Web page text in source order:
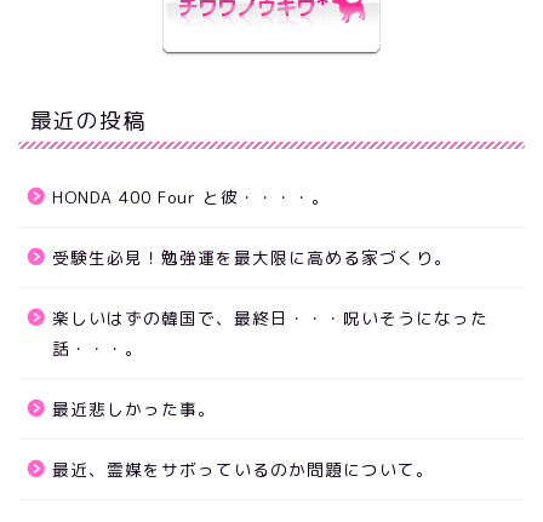
最近の投稿
HONDA 400 Four と彼・・・・。
受験生必見！勉強運を最大限に高める家づくり。
楽しいはずの韓国で、最終日・・・呪いそうになった
話・・・。
最近悲しかった事。
最近、霊媒をサボっているのか問題について。